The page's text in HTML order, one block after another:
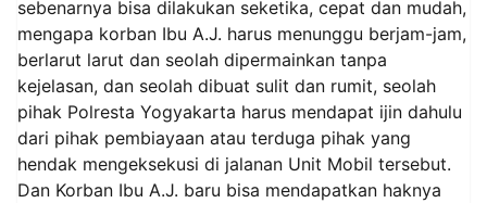
sebenarnya bisa dilakukan seketika, cepat dan mudah,
mengapa korban Ibu A.J. harus menunggu berjam-jam,
berlarut larut dan seolah dipermainkan tanpa
kejelasan, dan seolah dibuat sulit dan rumit, seolah
pihak Polresta Yogyakarta harus mendapat ijin dahulu
dari pihak pembiayaan atau terduga pihak yang
hendak mengeksekusi di jalanan Unit Mobil tersebut.
Dan Korban Ibu A.J. baru bisa mendapatkan haknya